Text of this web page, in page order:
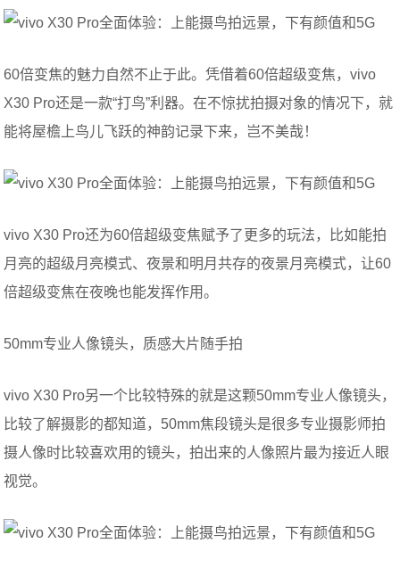
60倍变焦的魅力自然不止于此。凭借着60倍超级变焦，vivo
X30 Pro还是一款“打鸟”利器。在不惊扰拍摄对象的情况下，就
能将屋檐上鸟儿飞跃的神韵记录下来，岂不美哉！
vivo X30 Pro还为60倍超级变焦赋予了更多的玩法，比如能拍
月亮的超级月亮模式、夜景和明月共存的夜景月亮模式，让60
倍超级变焦在夜晚也能发挥作用。
50mm专业人像镜头，质感大片随手拍
vivo X30 Pro另一个比较特殊的就是这颗50mm专业人像镜头，
比较了解摄影的都知道，50mm焦段镜头是很多专业摄影师拍
摄人像时比较喜欢用的镜头，拍出来的人像照片最为接近人眼
视觉。